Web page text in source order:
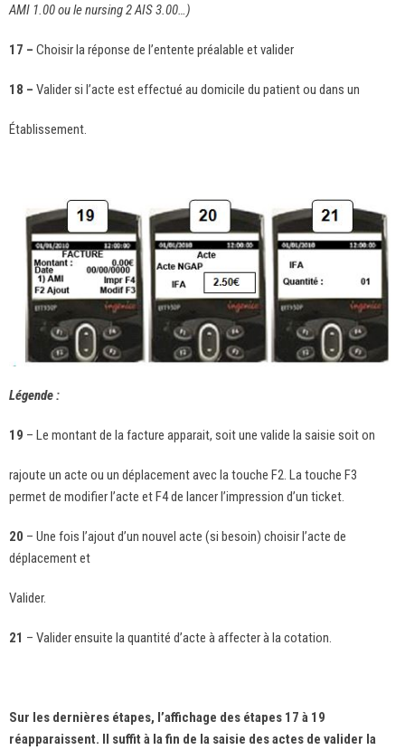
AMI 1.00 ou le nursing 2 AIS 3.00…)
17 – Choisir la réponse de l’entente préalable et valider
18 – Valider si l’acte est effectué au domicile du patient ou dans un
Établissement.
Légende :
19 – Le montant de la facture apparait, soit une valide la saisie soit on
rajoute un acte ou un déplacement avec la touche F2. La touche F3
permet de modifier l’acte et F4 de lancer l’impression d’un ticket.
20 – Une fois l’ajout d’un nouvel acte (si besoin) choisir l’acte de
déplacement et
Valider.
21 – Valider ensuite la quantité d’acte à affecter à la cotation.
Sur les dernières étapes, l’affichage des étapes 17 à 19
réapparaissent. Il suffit à la fin de la saisie des actes de valider la